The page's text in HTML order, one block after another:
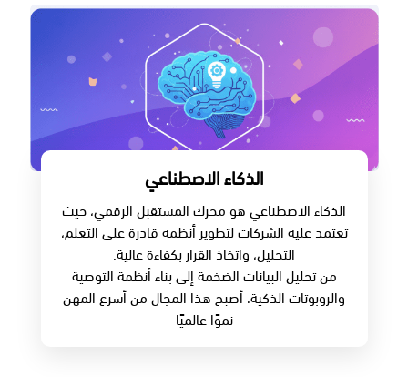
الذكاء الاصطناعي
الذكاء الاصطناعي هو محرك المستقبل الرقمي، حيث
تعتمد عليه الشركات لتطوير أنظمة قادرة على التعلم،
التحليل، واتخاذ القرار بكفاءة عالية.
من تحليل البيانات الضخمة إلى بناء أنظمة التوصية
والروبوتات الذكية، أصبح هذا المجال من أسرع المهن
نموًا عالميًا